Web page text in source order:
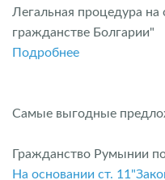
Легальная процедура на
гражданстве Болгарии"
Подробнее
Самые выгодные
Гражданство Румынии
На основании ст.